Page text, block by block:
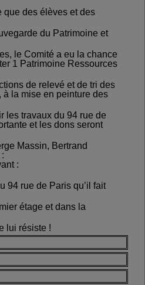
que des élèves et des
du Patrimoine et
le Comité a eu la chance
1 Patrimoine Ressources
de relevé et de tri des
à la mise en peinture des
les travaux du 94 rue de
et les dons seront
Massin, Bertrand
:
94 rue de Paris qu’il fait
étage et dans la
lui résiste !